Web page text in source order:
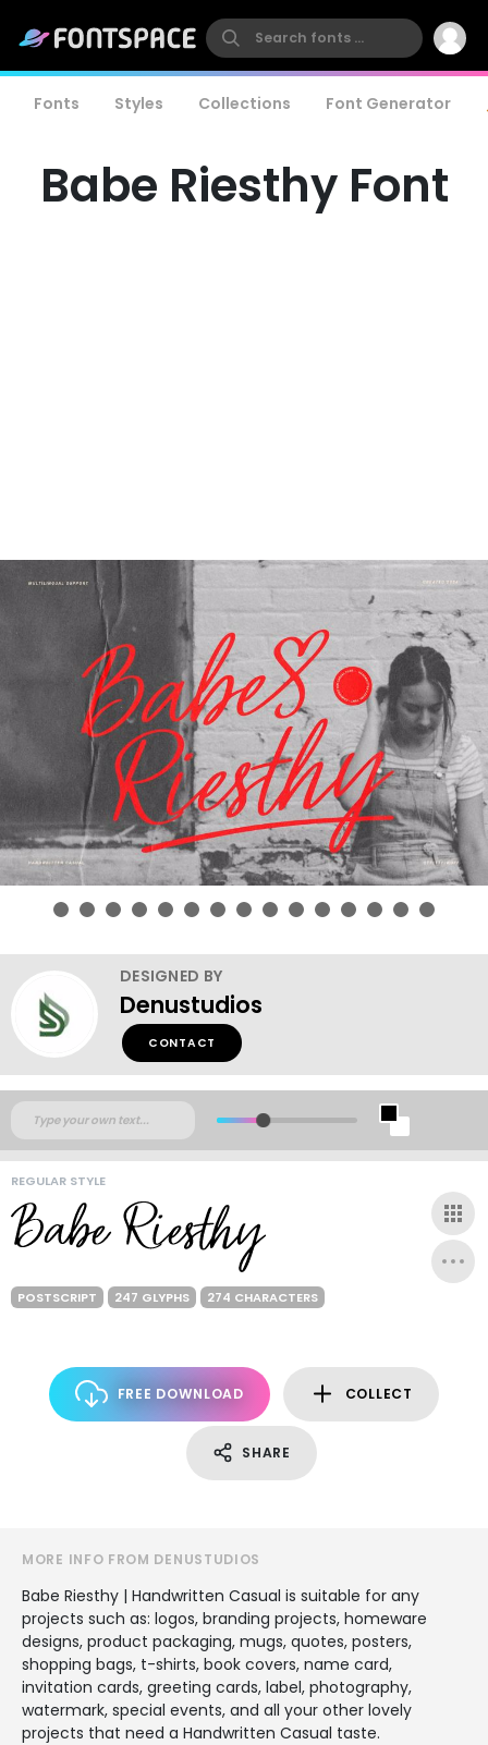
Fonts Styles Collections Font Generator
Babe Riesthy Font
DESIGNED BY
Denustudios
CONTACT
REGULAR STYLE
POSTSCRIPT 247 GLYPHS 274 CHARACTERS
FREE DOWNLOAD COLLECT
SHARE
MORE INFO FROM DENUSTUDIOS
Babe Riesthy | Handwritten Casual is suitable for any
projects such as: logos, branding projects, homeware
designs, product packaging, mugs, quotes, posters,
shopping bags, t-shirts, book covers, name card,
invitation cards, greeting cards, label, photography,
watermark, special events, and all your other lovely
projects that need a Handwritten Casual taste.